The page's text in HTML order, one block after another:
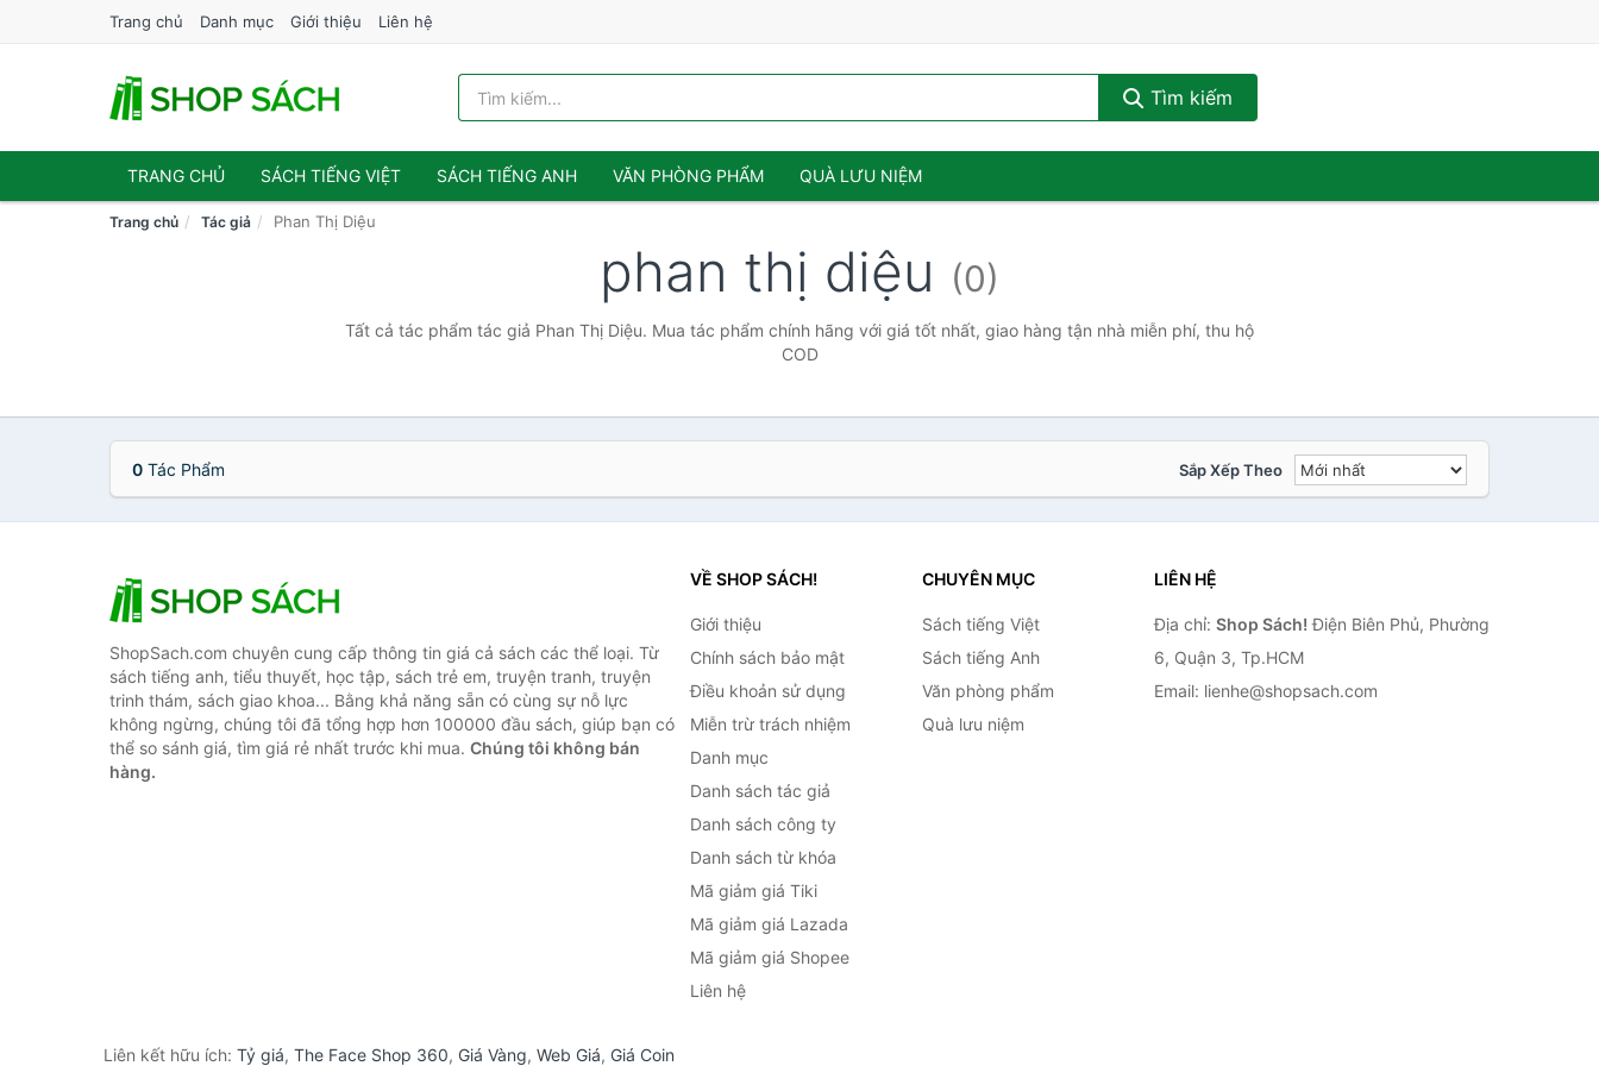
Trang chủ Danh mục Giới thiệu Liên hệ
Tìm kiếm
TRANG CHỦ SÁCH TIẾNG VIỆT SÁCH TIẾNG ANH VĂN PHÒNG PHẨM QUÀ LƯU NIỆM
Trang chủ Tác giả Phan Thị Diệu
phan thị diệu (0)
Tất cả tác phẩm tác giả Phan Thị Diệu. Mua tác phẩm chính hãng với giá tốt nhất, giao hàng tận nhà miễn phí, thu hộ
COD
0 Tác Phẩm Sắp Xếp Theo
ShopSach.com chuyên cung cấp thông tin giá cả sách các thể loại. Từ
sách tiếng anh, tiểu thuyết, học tập, sách trẻ em, truyện tranh, truyện
trinh thám, sách giao khoa... Bằng khả năng sẵn có cùng sự nỗ lực
không ngừng, chúng tôi đã tổng hợp hơn 100000 đầu sách, giúp bạn có
thể so sánh giá, tìm giá rẻ nhất trước khi mua. Chúng tôi không bán
hàng.
VỀ SHOP SÁCH!
Giới thiệu
Chính sách bảo mật
Điều khoản sử dụng
Miễn trừ trách nhiệm
Danh mục
Danh sách tác giả
Danh sách công ty
Danh sách từ khóa
Mã giảm giá Tiki
Mã giảm giá Lazada
Mã giảm giá Shopee
Liên hệ
CHUYÊN MỤC
Sách tiếng Việt
Sách tiếng Anh
Văn phòng phẩm
Quà lưu niệm
LIÊN HỆ
Địa chỉ: Shop Sách! Điện Biên Phủ, Phường
6, Quận 3, Tp.HCM
Email: lienhe@shopsach.com
Liên kết hữu ích: Tỷ giá, The Face Shop 360, Giá Vàng, Web Giá, Giá Coin